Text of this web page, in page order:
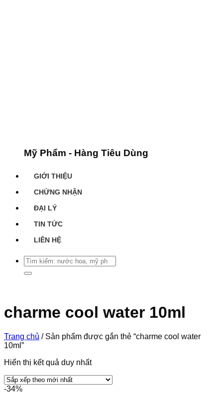
Mỹ Phẩm - Hàng Tiêu Dùng
GIỚI THIỆU
CHỨNG NHẬN
ĐẠI LÝ
TIN TỨC
LIÊN HỆ
Tìm
kiếm:
charme cool water 10ml
Trang chủ /Sản phẩm được gắn thẻ “charme cool water
10ml”
Hiển thị kết quả duy nhất
-34%